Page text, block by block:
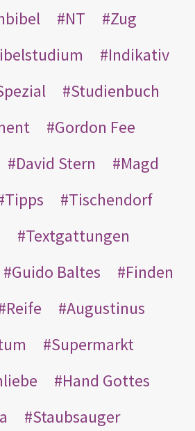
NT
Zug
Indikativ
Studienbuch
Gordon Fee
David Stern
Magd
Tipps
Tischendorf
Textgattungen
Guido Baltes
Finden
Reife
Augustinus
Supermarkt
Hand Gottes
Staubsauger